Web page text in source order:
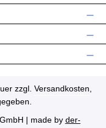
zzgl. Versandkosten
| made by der-